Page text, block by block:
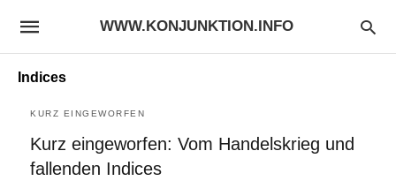
WWW.KONJUNKTION.INFO
Indices
KURZ EINGEWORFEN
Kurz eingeworfen: Vom Handelskrieg und
fallenden Indices